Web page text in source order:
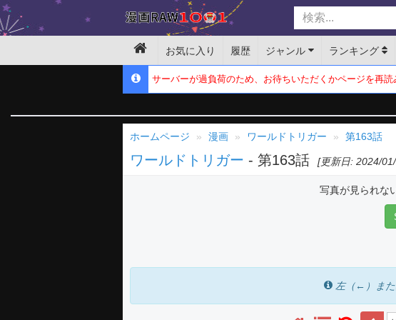
お気に入り 履歴 ジャンル ランキング
サーバーが過負荷のため、お待ちいただくかページを再
ホームページ 漫画 ワールドトリガー 第163話
ワールドトリガー - 第163話 [更新日: 2024/
写真が見られな
左（←）ま